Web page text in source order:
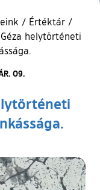
/ Értéktár /
helytörténeti
09.